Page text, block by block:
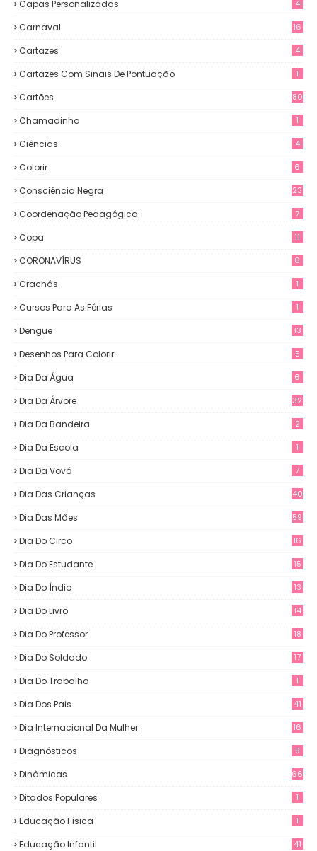
Capas Personalizadas 4
Carnaval 16
Cartazes 4
Cartazes Com Sinais De Pontuação 1
Cartões 80
Chamadinha 1
Ciências 4
Colorir 6
Consciência Negra 23
Coordenação Pedagógica 7
Copa 11
CORONAVÍRUS 6
Crachás 1
Cursos Para As Férias 1
Dengue 13
Desenhos Para Colorir 5
Dia Da Água 6
Dia Da Árvore 32
Dia Da Bandeira 2
Dia Da Escola 1
Dia Da Vovó 7
Dia Das Crianças 40
Dia Das Mães 59
Dia Do Circo 16
Dia Do Estudante 15
Dia Do Índio 13
Dia Do Livro 14
Dia Do Professor 18
Dia Do Soldado 17
Dia Do Trabalho 1
Dia Dos Pais 41
Dia Internacional Da Mulher 16
Diagnósticos 9
Dinâmicas 66
Ditados Populares 1
Educação Física 1
Educação Infantil 41